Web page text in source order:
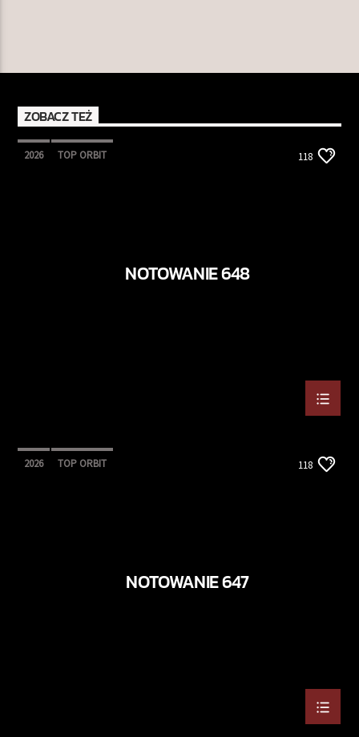
ZOBACZ TEŻ
2026 TOP ORBIT 118
NOTOWANIE 648
2026 TOP ORBIT 118
NOTOWANIE 647